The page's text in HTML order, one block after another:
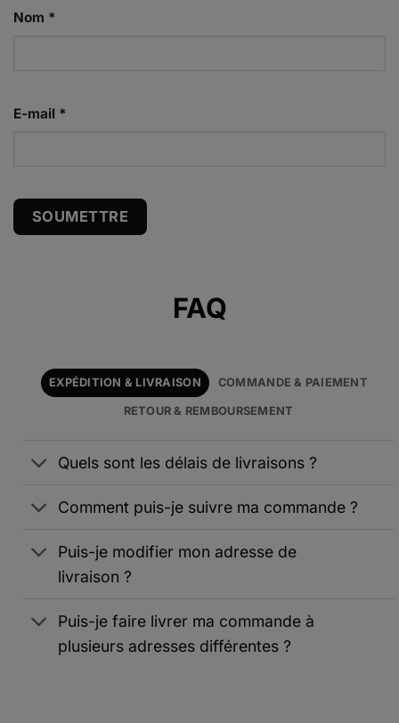
Nom *
E-mail *
FAQ
EXPÉDITION & LIVRAISON COMMANDE & PAIEMENT
RETOUR & REMBOURSEMENT
Quels sont les délais de livraisons ?
Comment puis-je suivre ma commande ?
Puis-je modifier mon adresse de
livraison ?
Puis-je faire livrer ma commande à
plusieurs adresses différentes ?